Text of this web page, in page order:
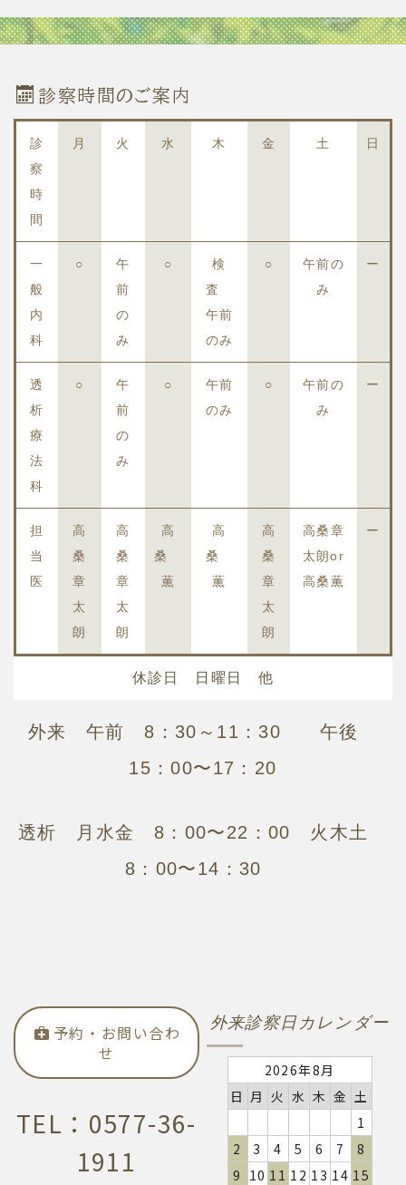
診察時間のご案内
診
察
時
間
月 火 水 木 金 土 日
一
般
内
科
○
午
前
の
み
○
検
査
午前
のみ
○
午前の
み
ー
透
析
療
法
科
○
午
前
の
み
○
午前
のみ
○
午前の
み
ー
担
当
医
高
桑
章
太
朗
高
桑
章
太
朗
高
桑
薫
高
桑
薫
高
桑
章
太
朗
高桑章
太朗or
高桑薫
ー
休診日 日曜日 他
外来 午前 8：30～11：30 午後
15：00〜17：20
透析 月水金 8：00〜22：00 火木土
8：00〜14：30
予約・お問い合わ
せ
TEL：0577-36-
1911
外来診察日カレンダー
2026年8月
日 月 火 水 木 金 土
1
2
3 4 5 6 7
8
9 10 11 12 13 14 15